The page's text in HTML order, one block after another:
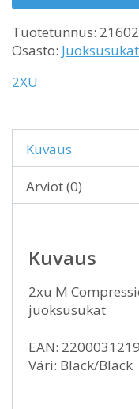
Tuotetunnus:
Osasto: Juoksusukat
2XU
Kuvaus
Arviot (0)
Kuvaus
2xu M
juoksusukat
EAN:
Väri: Black/Black